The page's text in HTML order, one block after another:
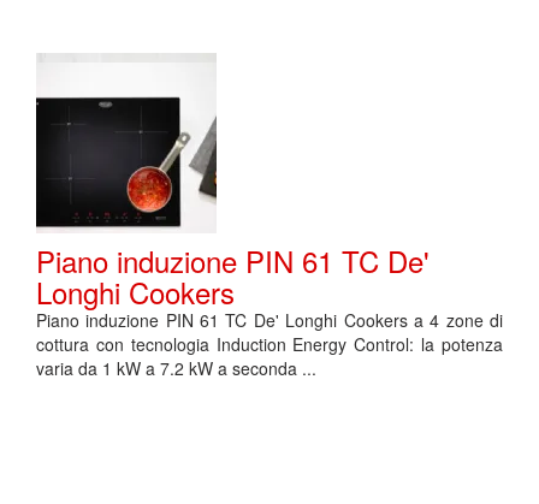
Piano induzione PIN 61 TC De'
Longhi Cookers
Piano induzione PIN 61 TC De' Longhi Cookers a 4 zone di
cottura con tecnologia Induction Energy Control: la potenza
varia da 1 kW a 7.2 kW a seconda ...